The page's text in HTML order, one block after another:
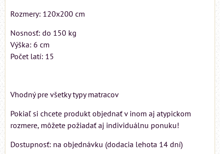
Rozmery: 120x200 cm
Nosnosť: do 150 kg
Výška: 6 cm
Počet latí: 15
Vhodný pre všetky typy matracov
Pokiaľ si chcete produkt objednať v inom aj atypickom
rozmere, môžete požiadať aj individuálnu ponuku!
Dostupnosť: na objednávku (dodacia lehota 14 dní)